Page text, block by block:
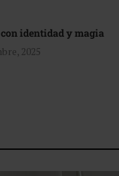
identidad y magia
2025